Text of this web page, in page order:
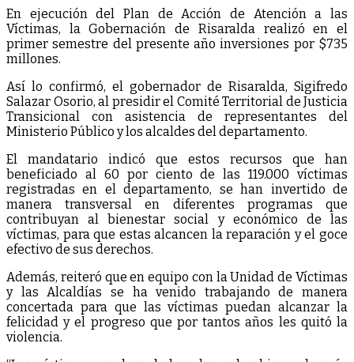
En ejecución del Plan de Acción de Atención a las
Víctimas, la Gobernación de Risaralda realizó en el
primer semestre del presente año inversiones por $735
millones.
Así lo confirmó, el gobernador de Risaralda, Sigifredo
Salazar Osorio, al presidir el Comité Territorial de Justicia
Transicional con asistencia de representantes del
Ministerio Público y los alcaldes del departamento.
El mandatario indicó que estos recursos que han
beneficiado al 60 por ciento de las 119.000 víctimas
registradas en el departamento, se han invertido de
manera transversal en diferentes programas que
contribuyan al bienestar social y económico de las
víctimas, para que estas alcancen la reparación y el goce
efectivo de sus derechos.
Además, reiteró que en equipo con la Unidad de Víctimas
y las Alcaldías se ha venido trabajando de manera
concertada para que las víctimas puedan alcanzar la
felicidad y el progreso que por tantos años les quitó la
violencia.